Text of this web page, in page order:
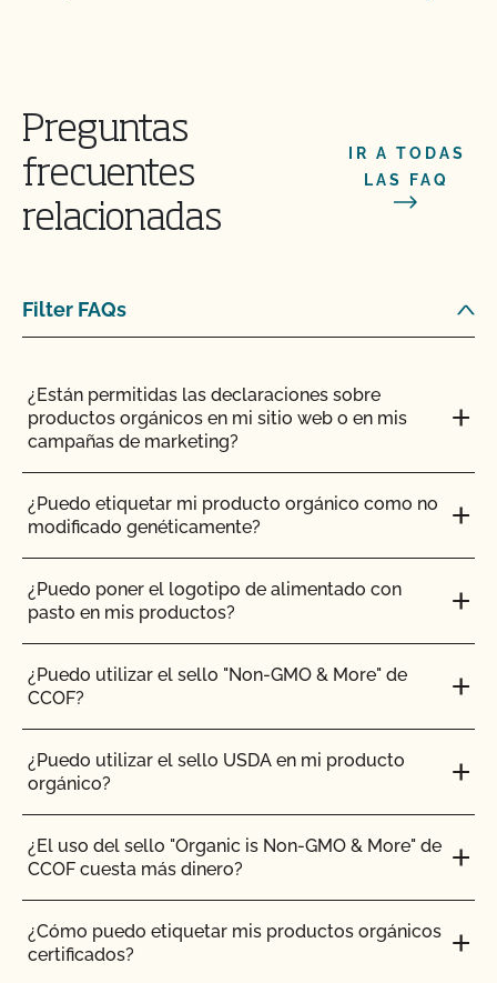
Preguntas
frecuentes
relacionadas
IR A TODAS
LAS FAQ
Filter FAQs
¿Están permitidas las declaraciones sobre
productos orgánicos en mi sitio web o en mis
campañas de marketing?
¿Puedo etiquetar mi producto orgánico como no
modificado genéticamente?
¿Puedo poner el logotipo de alimentado con
pasto en mis productos?
¿Puedo utilizar el sello "Non-GMO & More" de
CCOF?
¿Puedo utilizar el sello USDA en mi producto
orgánico?
¿El uso del sello "Organic is Non-GMO & More" de
CCOF cuesta más dinero?
¿Cómo puedo etiquetar mis productos orgánicos
certificados?